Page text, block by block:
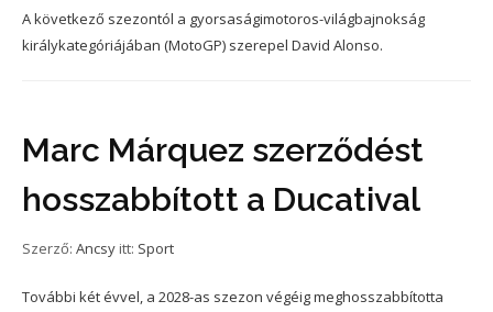
A következő szezontól a gyorsaságimotoros-világbajnokság
királykategóriájában (MotoGP) szerepel David Alonso.
Marc Márquez szerződést
hosszabbított a Ducatival
Szerző: Ancsy itt: Sport
További két évvel, a 2028-as szezon végéig meghosszabbította